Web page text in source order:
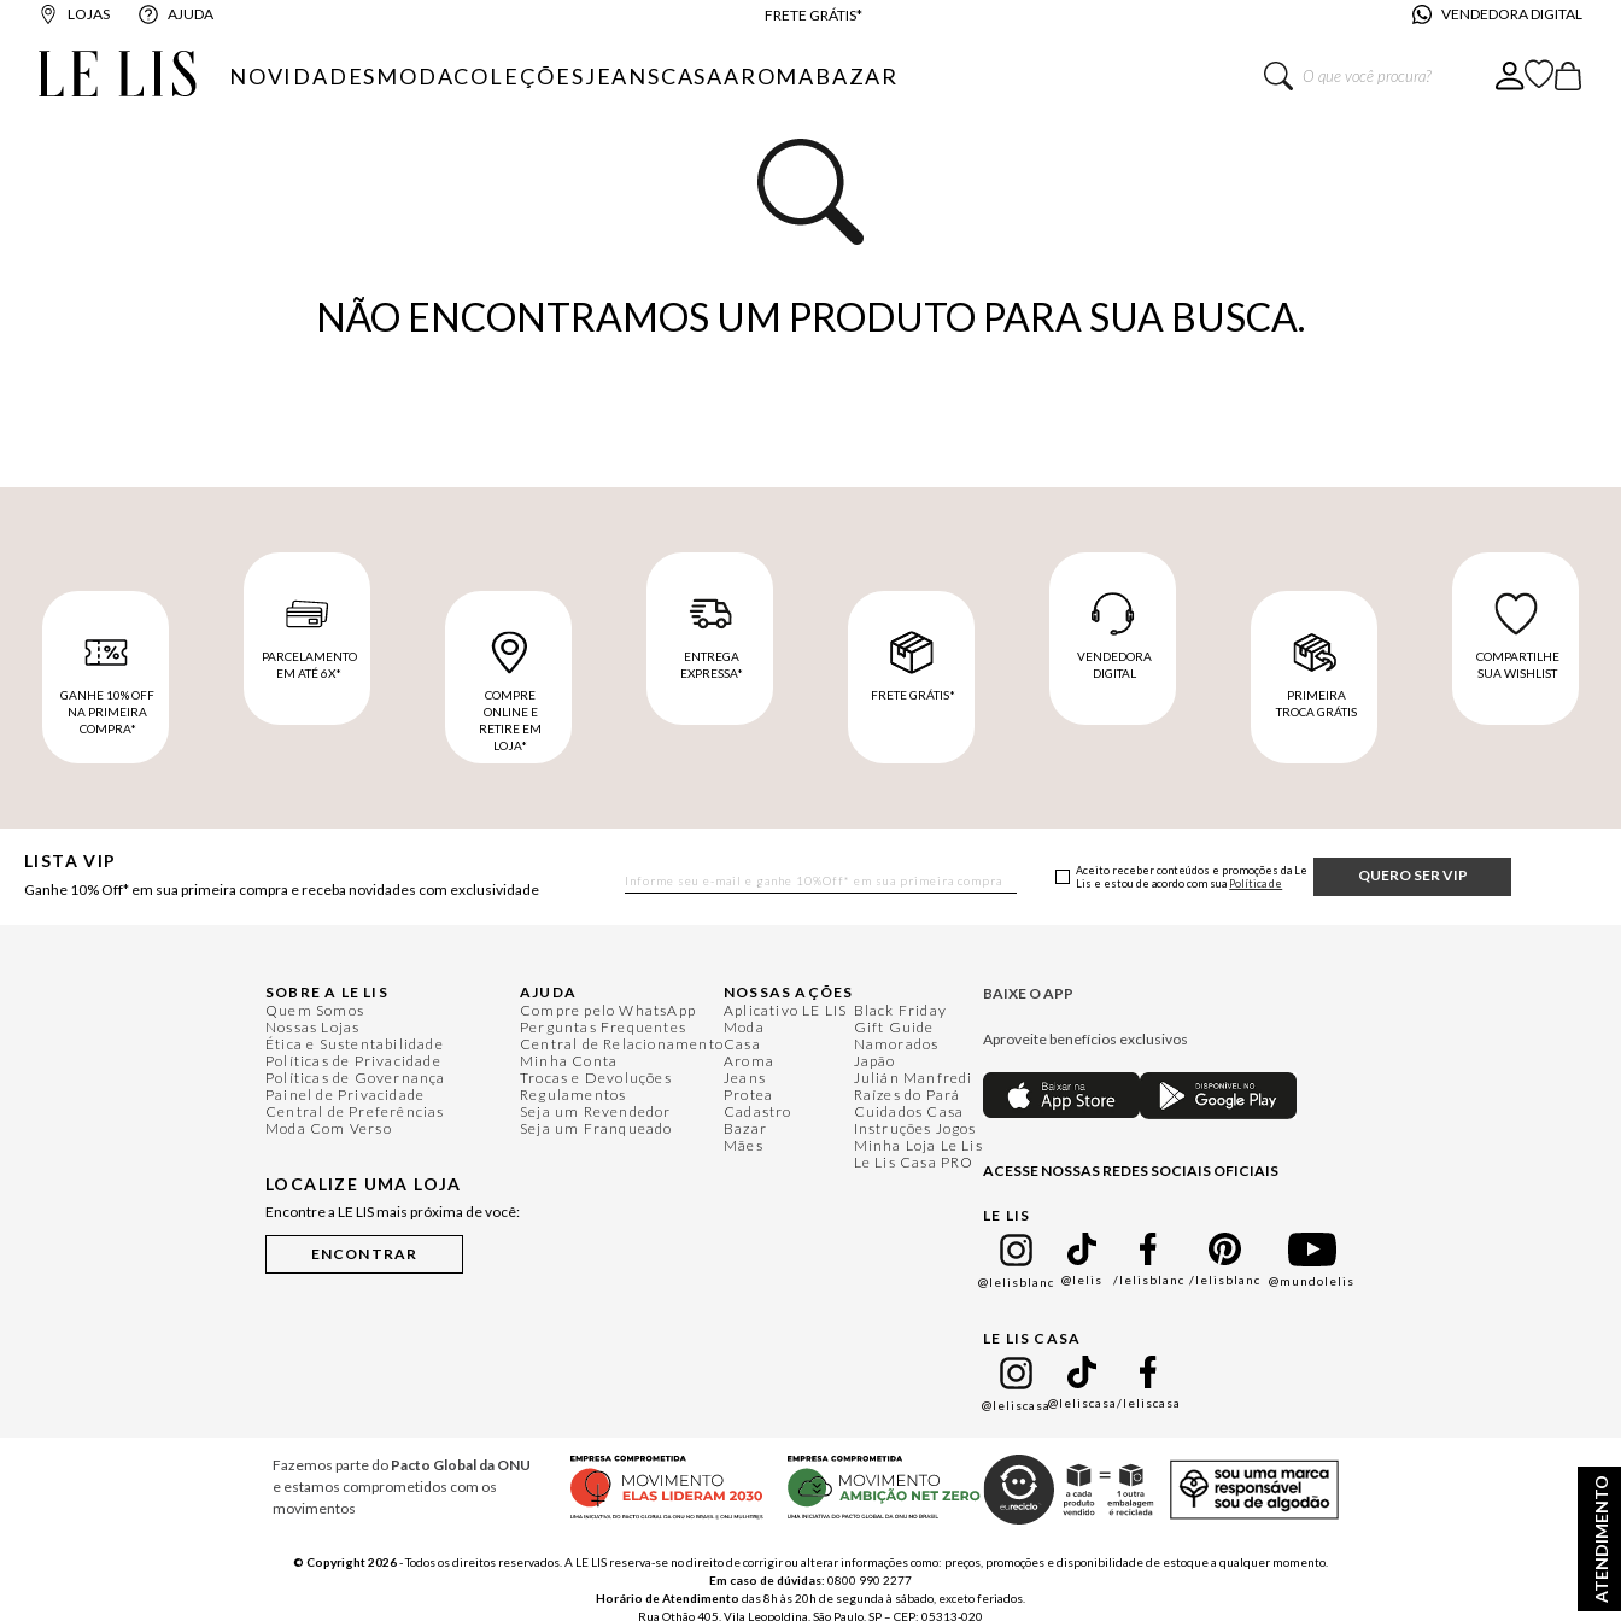
LOJAS AJUDA
FRETE GRÁTIS*
10% OFF NA PRIMEIRA COMPRA*
VENDEDORA DIGITAL
ATENDIMENTO
NOVIDADESMODACOLEÇÕESJEANSCASAAROMABAZAR
O que você procura?
NÃO ENCONTRAMOS UM PRODUTO PARA SUA BUSCA.
GANHE 10% OFF
NA PRIMEIRA
COMPRA*
PARCELAMENTO
EM ATÉ 6X*
COMPRE
ONLINE E
RETIRE EM
LOJA*
ENTREGA
EXPRESSA*
FRETE GRÁTIS*
VENDEDORA
DIGITAL
PRIMEIRA
TROCA GRÁTIS
COMPARTILHE
SUA WISHLIST
LISTA VIP
Ganhe 10% Off* em sua primeira compra e receba novidades com exclusividade
QUERO SER VIP
Aceito receber conteúdos e promoções da Le
Lis e estou de acordo com sua Política de
SOBRE A LE LIS
Quem Somos
Nossas Lojas
Ética e Sustentabilidade
Políticas de Privacidade
Políticas de Governança
Painel de Privacidade
Central de Preferências
Moda Com Verso
LOCALIZE UMA LOJA
Encontre a LE LIS mais próxima de você:
AJUDA
Compre pelo WhatsApp
Perguntas Frequentes
Central de Relacionamento
Minha Conta
Trocas e Devoluções
Regulamentos
Seja um Revendedor
Seja um Franqueado
NOSSAS AÇÕES
Aplicativo LE LIS
Moda
Casa
Aroma
Jeans
Protea
Cadastro
Bazar
Mães
Black Friday
Gift Guide
Namorados
Japão
Julián Manfredi
Raízes do Pará
Cuidados Casa
Instruções Jogos
Minha Loja Le Lis
Le Lis Casa PRO
BAIXE O APP
Aproveite benefícios exclusivos
ACESSE NOSSAS REDES SOCIAIS OFICIAIS
LE LIS
@lelisblanc @lelis /lelisblanc /lelisblanc @mundolelis
LE LIS CASA
@leliscasa@leliscasa/leliscasa
Fazemos parte do Pacto Global da ONU
e estamos comprometidos com os
movimentos
© Copyright 2026- Todos os direitos reservados. A LE LIS reserva-se no direito de corrigir ou alterar informações como: preços, promoções e disponibilidade de estoque a qualquer momento.
Em caso de dúvidas: 0800 990 2277
Horário de Atendimento das 8h às 20h de segunda à sábado, exceto feriados.
Rua Othão 405, Vila Leopoldina, São Paulo, SP – CEP: 05313-020